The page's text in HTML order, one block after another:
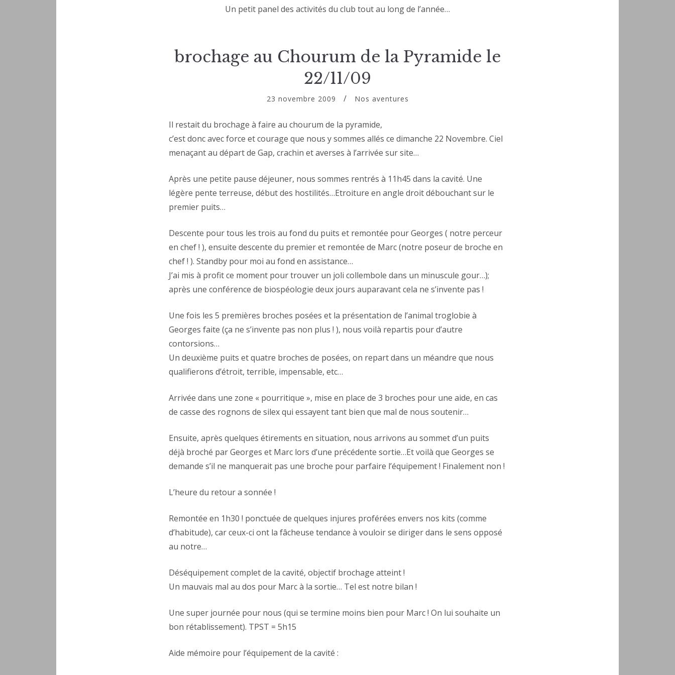
Un petit panel des activités du club tout au long de l’année…
brochage au Chourum de la Pyramide le
22/11/09
23 novembre 2009 Nos aventures
Il restait du brochage à faire au chourum de la pyramide,
c’est donc avec force et courage que nous y sommes allés ce dimanche 22 Novembre. Ciel
menaçant au départ de Gap, crachin et averses à l’arrivée sur site…
Après une petite pause déjeuner, nous sommes rentrés à 11h45 dans la cavité. Une
légère pente terreuse, début des hostilités…Etroiture en angle droit débouchant sur le
premier puits…
Descente pour tous les trois au fond du puits et remontée pour Georges ( notre perceur
en chef ! ), ensuite descente du premier et remontée de Marc (notre poseur de broche en
chef ! ). Standby pour moi au fond en assistance…
J’ai mis à profit ce moment pour trouver un joli collembole dans un minuscule gour…);
après une conférence de biospéologie deux jours auparavant cela ne s’invente pas !
Une fois les 5 premières broches posées et la présentation de l’animal troglobie à
Georges faite (ça ne s’invente pas non plus ! ), nous voilà repartis pour d’autre
contorsions…
Un deuxième puits et quatre broches de posées, on repart dans un méandre que nous
qualifierons d’étroit, terrible, impensable, etc…
Arrivée dans une zone « pourritique », mise en place de 3 broches pour une aide, en cas
de casse des rognons de silex qui essayent tant bien que mal de nous soutenir…
Ensuite, après quelques étirements en situation, nous arrivons au sommet d’un puits
déjà broché par Georges et Marc lors d’une précédente sortie…Et voilà que Georges se
demande s’il ne manquerait pas une broche pour parfaire l’équipement ! Finalement non !
L’heure du retour a sonnée !
Remontée en 1h30 ! ponctuée de quelques injures proférées envers nos kits (comme
d’habitude), car ceux-ci ont la fâcheuse tendance à vouloir se diriger dans le sens opposé
au notre…
Déséquipement complet de la cavité, objectif brochage atteint !
Un mauvais mal au dos pour Marc à la sortie… Tel est notre bilan !
Une super journée pour nous (qui se termine moins bien pour Marc ! On lui souhaite un
bon rétablissement). TPST = 5h15
Aide mémoire pour l’équipement de la cavité :